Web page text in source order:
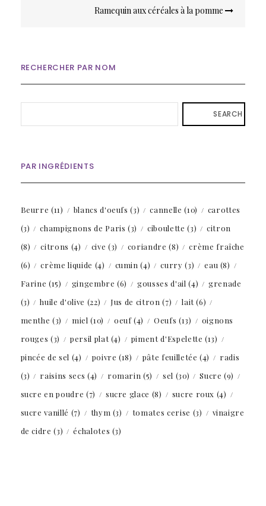
Ramequin aux céréales à la pomme
RECHERCHER PAR NOM
SEARCH
PAR INGRÉDIENTS
Beurre (11) blancs d'oeufs (3) cannelle (10)
carottes
(3)
champignons de Paris (3) ciboulette (3)
citron
(8)
citrons (4) cive (3) coriandre (8)
crème fraîche
(6)
crème liquide (4) cumin (4) curry (3) eau (8)
Farine (15) gingembre (6) gousses d'ail (4)
grenade
(3)
huile d'olive (22) Jus de citron (7) lait(6)
menthe (3) miel (10) oeuf(4) Oeufs (13)
oignons
rouges (3) persil plat(4) piment d'Espelette (13)
pincée de sel (4) poivre (18) pâte feuilletée (4)
radis
(3)
raisins secs (4) romarin (5) sel (30) Sucre (9)
sucre en poudre (7) sucre glace (8) sucre roux (4)
sucre vanillé (7) thym (3) tomates cerise (3)
vinaigre
de cidre (3) échalotes (3)